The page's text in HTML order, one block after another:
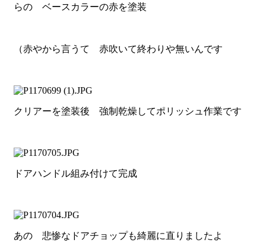
らの ベースカラーの赤を塗装
（赤やから言うて 赤吹いて終わりや無いんです
クリアーを塗装後 強制乾燥してポリッシュ作業です
ドアハンドル組み付けて完成
あの 悲惨なドアチョップも綺麗に直りましたよ